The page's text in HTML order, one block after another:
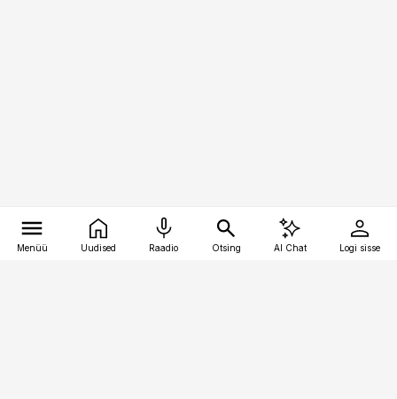
Menüü Uudised Raadio Otsing AI Chat Logi sisse